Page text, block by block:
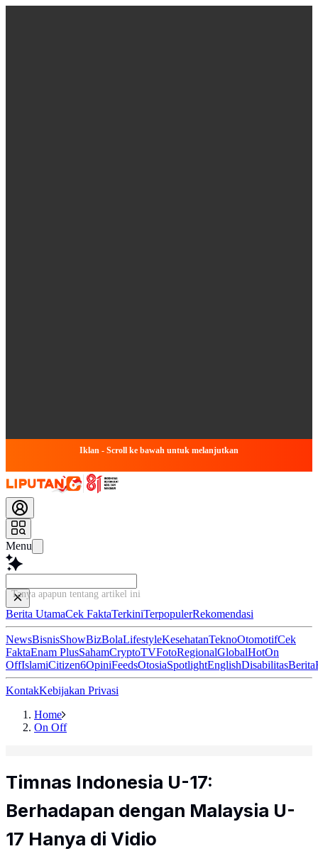
Iklan - Scroll ke bawah untuk melanjutkan
Menu
Tanya apapun tentang artikel ini...
Berita UtamaCek FaktaTerkiniTerpopulerRekomendasi
NewsBisnisShowBizBolaLifestyleKesehatanTeknoOtomotifCek
FaktaEnam PlusSahamCryptoTVFotoRegionalGlobalHotOn
OffIslamiCitizen6OpiniFeedsOtosiaSpotlightEnglishDisabilitasBerita
KontakKebijakan Privasi
Home
On Off
Timnas Indonesia U-17:
Berhadapan dengan Malaysia U-
17 Hanya di Vidio